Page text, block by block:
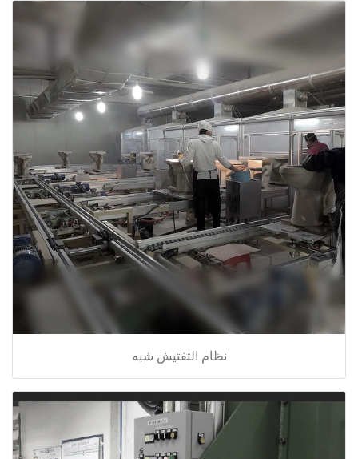
نظام التفتيش شبه